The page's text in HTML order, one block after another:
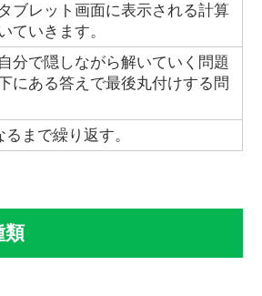
ブレット画面に表示される計算
ていきます。
分で隠しながら解いていく問題
にある答えで最後丸付けする問
るまで繰り返す。
類